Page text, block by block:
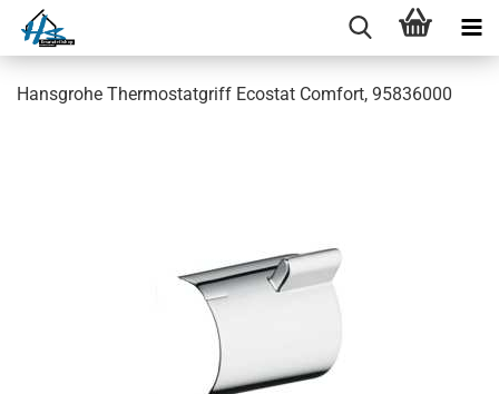
Hansgrohe Thermostatgriff Ecostat Comfort, 95836000